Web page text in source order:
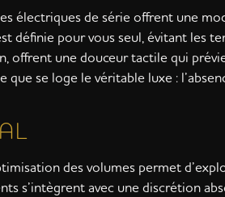
électriques de série offrent une
définie pour vous seul, évitant les
offrent une douceur tactile qui
que se loge le véritable luxe :
des volumes permet
s’intègrent avec une discrétion